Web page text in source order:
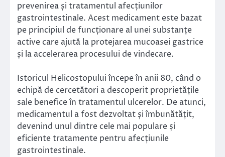
prevenirea și tratamentul afecțiunilor
gastrointestinale. Acest medicament este bazat
pe principiul de funcționare al unei substanțe
active care ajută la protejarea mucoasei gastrice
și la accelerarea procesului de vindecare.
Istoricul Helicostopului începe în anii 80, când o
echipă de cercetători a descoperit proprietățile
sale benefice în tratamentul ulcerelor. De atunci,
medicamentul a fost dezvoltat și îmbunătățit,
devenind unul dintre cele mai populare și
eficiente tratamente pentru afecțiunile
gastrointestinale.